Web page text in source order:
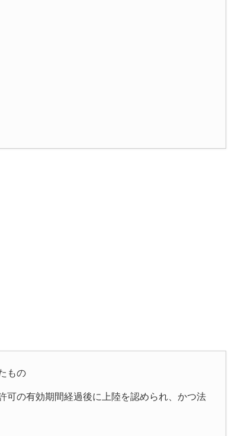
もの
可の有効期間経過後に上陸を認められ、かつ法